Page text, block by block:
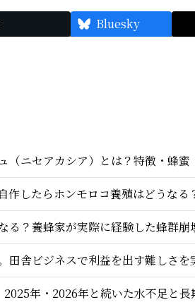
Bluesky
（ニセアカシア）とは？特徴・蜂蜜
作したらホンモロコ養殖はどうなる
る？養蜂家が実際に経験した蜂群崩
田舎ビジネスで利益を出す難しさを
年・2026年と続いた水不足と